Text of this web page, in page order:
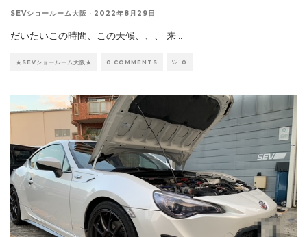
SEVショールーム大阪 · 2022年8月29日
だいたいこの時間、この天候、、、 来...
★SEVショールーム大阪★ 0 COMMENTS 0